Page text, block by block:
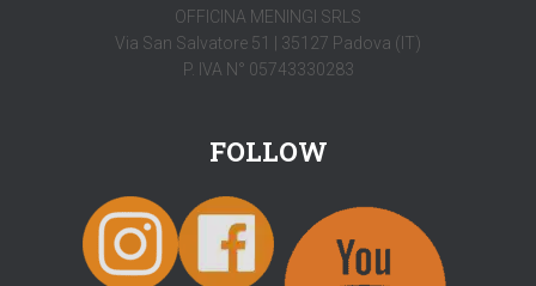
OFFICINA MENINGI SRLS
Via San Salvatore 51 | 35127 Padova (IT)
P. IVA N° 05743330283
FOLLOW